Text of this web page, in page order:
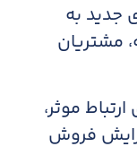
جدید به
مشتریان
موثر،
فروش